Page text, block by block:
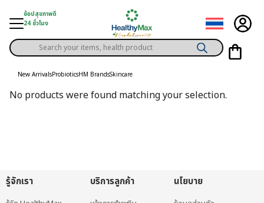
content
ช้อปสุขภาพดี
24 ชั่วโมง
Solution
Products
search
New ArrivalsProbioticsHM BrandsSkincare
No products were found matching your selection.
รู้จักเรา บริการลูกค้า นโยบาย